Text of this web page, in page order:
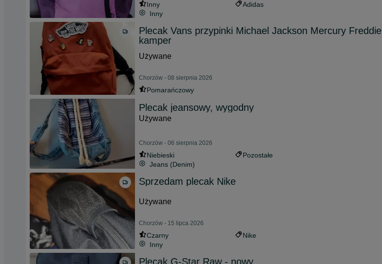
Inny
Adidas
Inny
Plecak Vans przypinki Michael Jackson Mercury Freddie
kamper
Używane
Chorzów - 08 sierpnia 2026
Pomarańczowy
Plecak jeansowy, wygodny
Używane
Chorzów - 06 sierpnia 2026
Niebieski
Pozostałe
Jeans (Denim)
Sprzedam plecak Nike
Używane
Chorzów - 15 lipca 2026
Czarny
Nike
Inny
Plecak G-Star Raw - nowy